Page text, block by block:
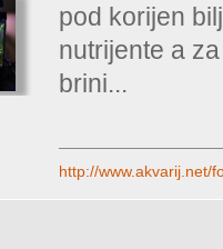
pod korijen
nutrijente a
brini...
http://www.akvarij.net/